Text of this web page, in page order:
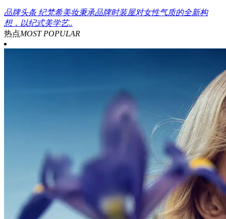
品牌头条 纪梵希美妆秉承品牌时装屋对女性气质的全新构
想，以纪式美学艺..
热点MOST POPULAR